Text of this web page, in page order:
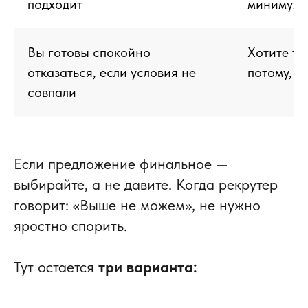
подходит минимума
Вы готовы спокойно
отказаться, если условия не
совпали
Хотите
потому,
Если предложение финальное —
выбирайте, а не давите. Когда рекрутер
говорит: «Выше не можем», не нужно
яростно спорить.
Тут остается три варианта: